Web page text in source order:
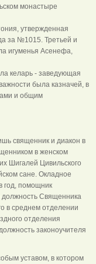
монастыре
утвержденная
за №1015. Третьей и
игуменья Асенефа,
келарь - заведующая
была казначей, в
и общим
священник и диакон в
в женском
Шигалей Цивильского
сане. Окладное
год, помощник
должность Священника
в среднем отделении
отделения
законоучителя
уставом, в котором